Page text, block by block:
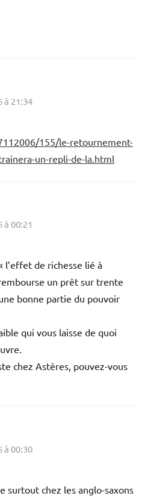
à 21:34
155/le-retournement-
un-repli-de-la.html
à 00:21
l’effet de richesse lié à
un prêt sur trente
bonne partie du pouvoir
qui vous laisse de quoi
chez Astères, pouvez-vous
à 00:30
surtout chez les anglo-saxons